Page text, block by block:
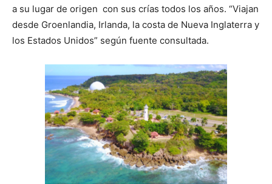
a su lugar de origen con sus crías todos los años. “Viajan
desde Groenlandia, Irlanda, la costa de Nueva Inglaterra y
los Estados Unidos” según fuente consultada.